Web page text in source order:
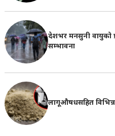
देशभर मनसुनी वायुको
सम्भावना
लागूऔषधसहित विभिन्न